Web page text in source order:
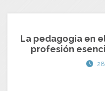
La pedagogía en
profesión